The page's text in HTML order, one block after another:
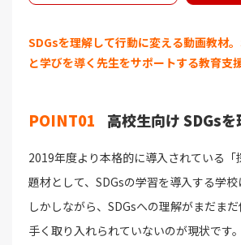
SDGsを理解して行動に変える動画教材
と学びを導く先生をサポートする教育支
POINT01 高校生向け SDGs
2019年度より本格的に導入されている「
題材として、SDGsの学習を導入する学校
しかしながら、SDGsへの理解がまだま
手く取り入れられていないのが現状です